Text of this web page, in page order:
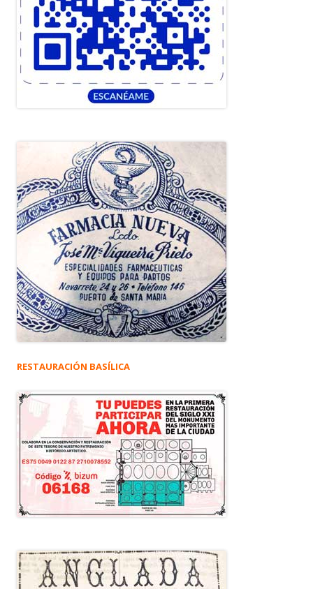
RESTAURACIÓN BASÍLICA